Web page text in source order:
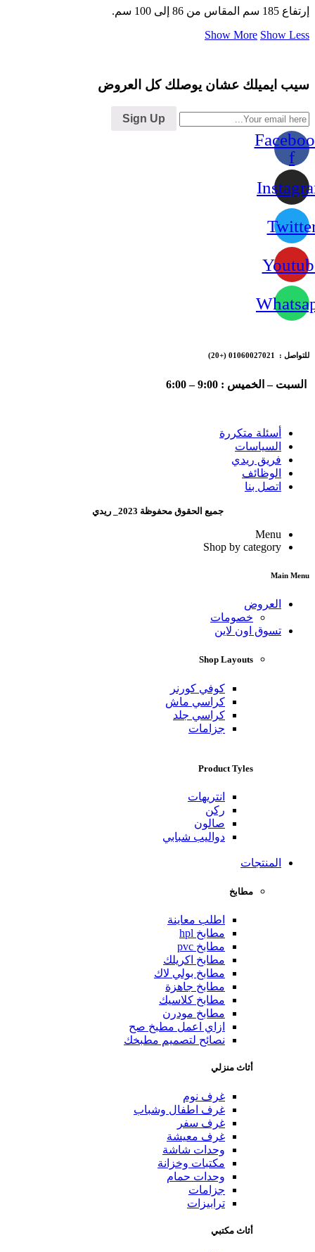
إرتفاع 185 سم المقاس من 86 إلى 100 سم.
Show More Show Less
سيب ايميلك عشان يوصلك كل العروض
Sign Up
f
للتواصل : 01060027021 (+20)
السبت – الخميس : 9:00 – 6:00
أسئلة متكررة
السياسات
فريق ريدي
الوظائف
اتصل بنا
جميع الحقوق محفوظة 2023_ ريدي
Menu
Shop by category
Main Menu
العروض
خصومات
تسوق اون لاين
Shop Layouts
كوفي كورنر
كراسي ماش
كراسي جلد
جزامات
Product Tyles
انتريهات
ركن
صالون
دواليب شبابي
المنتجات
مطابخ
اطلب معاينة
مطابخ hpl
مطابخ pvc
مطابخ اكريلك
مطابخ بولي لاك
مطابخ جاهزة
مطابخ كلاسيك
مطابخ مودرن
ازاي اعمل مطبخ صح
نصائح لتصميم مطبخك
أثاث منزلي
غرف نوم
غرف اطفال وشباب
غرف سفر
غرف معيشة
وحدات شاشة
مكتبات وخزانة
وحدات حمام
جزامات
ترابيزات
أثاث مكتبي